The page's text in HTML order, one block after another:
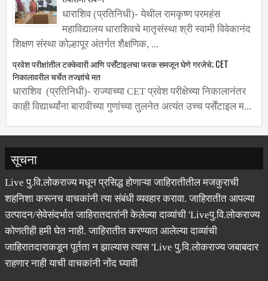
धाराशिव (प्रतिनिधी)- येथील रामकृष्ण परमहंस
महाविद्यालय धाराशिवचे मातृसंस्था श्री स्वामी विवेकानंद
शिक्षण संस्था कोल्हापूर अंतर्गत शैक्षणिक, ...
निकालावरील चर्चेत तज्ज्ञांचे मत
धाराशिव (प्रतिनिधी)- राज्याच्या CET प्रवेश परीक्षेच्या निकालानंतर
काही विद्यार्थ्यांना बारावीच्या गुणांच्या तुलनेत अत्यंत उच्च पर्सेंटाइल म...
सूचना
Live पु.वि.लोकराज्य मधून प्रसिद्ध होणाऱ्या जाहिरातीतील मजकुराची
शहनिशा करूनच वाचकांनी त्या संबंधी व्यवहार करावा. जाहिरातीत आपल्या
उत्पादन/सेवेसंदर्भात जाहिरातदारांनी केलेल्या दाव्यांची 'Liveपु.वि.लोकराज्य
कोणतीही हमी घेत नाही. जाहिरातीत करण्यात आलेल्या दाव्यांची
जाहिरातदाराकडून पूर्तता न झाल्यास त्यास 'Live पु.वि.लोकराज्य जबाबदार
राहणार नाही याची वाचकांनी नोंद घ्यावी